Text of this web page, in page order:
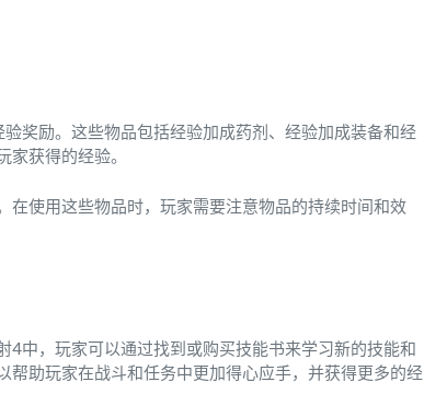
奖励。这些物品包括经验加成药剂、经验加成装备和经
获得的经验。
使用这些物品时，玩家需要注意物品的持续时间和效
中，玩家可以通过找到或购买技能书来学习新的技能和
助玩家在战斗和任务中更加得心应手，并获得更多的经